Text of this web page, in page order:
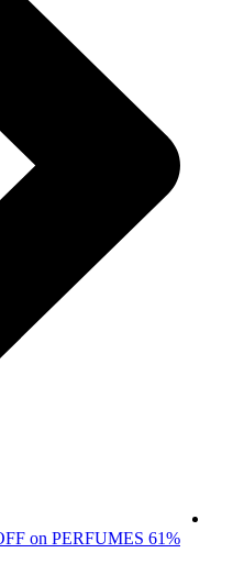
61% to 70% OFF on PERFUMES